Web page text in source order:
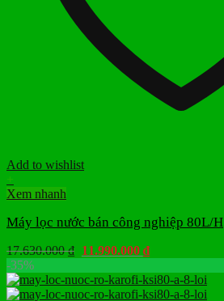
Add to wishlist
+
Xem nhanh
Máy lọc nước bán công nghiệp 80L/H
17.630.000₫ Giá
là:
17.630.000 ₫.
11.990.000 ₫Giá
tại
là:
-35%